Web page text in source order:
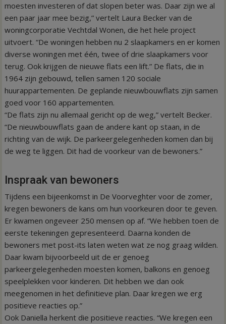
moesten investeren of dat slopen beter was. Daar zijn we al
een paar jaar mee bezig,” vertelt Laura Becker van de
woningcorporatie Vechtdal Wonen, die het hele project
uitvoert. “De woningen hebben nu 2 slaapkamers en er komen
diverse woningen met één, twee of drie slaapkamers voor
terug. Ook krijgen de nieuwe flats een lift.” De flats, die in
1964 zijn gebouwd, tellen samen 120 sociale
huurappartementen. De geplande nieuwbouwflats zijn samen
goed voor 160 appartementen.
“De flats zijn nu allemaal gericht op de weg,” vertelt Becker.
“De nieuwbouwflats gaan de andere kant op staan, in de
richting van de wijk. De parkeergelegenheden komen dan bij
de weg te liggen. Dit had de voorkeur van de bewoners.”
Inspraak van bewoners
Tijdens een bijeenkomst in De Voorveghter voor de zomer,
kregen bewoners de kans om hun voorkeuren door te geven.
Er kwamen ongeveer 250 mensen op af. “We hebben toen de
eerste tekeningen gepresenteerd. Daarna konden de
bewoners met post-its laten weten wat ze nog graag wilden.
Daar kwam bijvoorbeeld uit de er genoeg
parkeergelegenheden moesten komen, balkons en genoeg
speelplekken voor kinderen. Dit hebben we dan ook
meegenomen in het definitieve plan. Daar kregen we erg
positieve reacties op.”
Ook Daniella herkent die positieve reacties. “We kregen een